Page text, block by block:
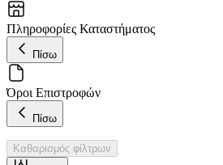
Πληροφορίες Καταστήματος
Πίσω
Όροι Επιστροφών
Πίσω
Καθαρισμός φίλτρων